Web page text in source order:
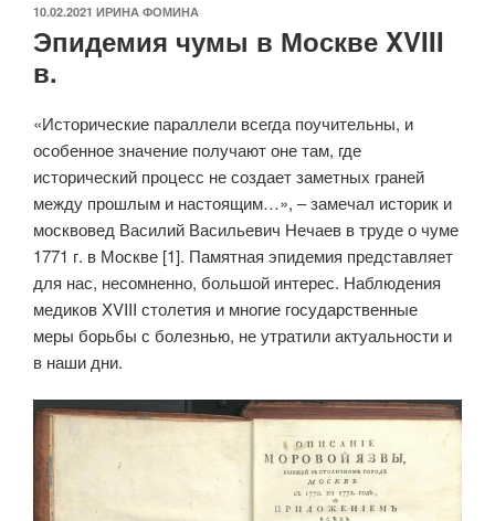
ОПУБЛИКОВАНО
10.02.2021 ИРИНА ФОМИНА
Эпидемия чумы в Москве XVIII
в.
«Исторические параллели всегда поучительны, и
особенное значение получают оне там, где
исторический процесс не создает заметных граней
между прошлым и настоящим…», – замечал историк и
москвовед Василий Васильевич Нечаев в труде о чуме
1771 г. в Москве [1]. Памятная эпидемия представляет
для нас, несомненно, большой интерес. Наблюдения
медиков XVIII столетия и многие государственные
меры борьбы с болезнью, не утратили актуальности и
в наши дни.